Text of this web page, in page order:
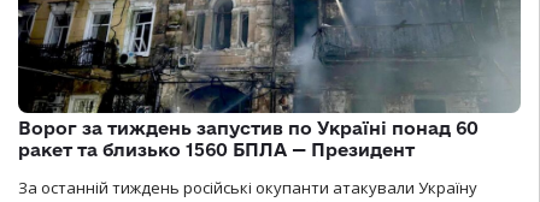
Ворог за тиждень запустив по Україні понад 60
ракет та близько 1560 БПЛА — Президент
За останній тиждень російські окупанти атакували Україну